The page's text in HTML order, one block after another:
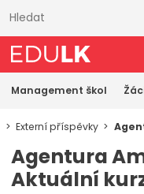
obsahu
Management škol
Externí příspěvky
Agentura
Aktuální